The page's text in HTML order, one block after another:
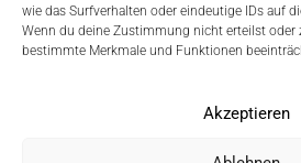
wie das Surfverhalten oder eindeutige IDs auf
Wenn du deine Zustimmung nicht erteilst oder
bestimmte Merkmale und Funktionen
Akzeptieren
Alltags-Fitness-Test (AFT)
von ThemeGrill.